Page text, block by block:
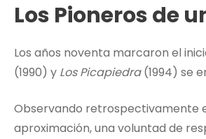
Los Pioneros de
Los años noventa marcaron el
(1990) y Los Picapiedra(1994) se
Observando retrospectivamente
aproximación, una voluntad de